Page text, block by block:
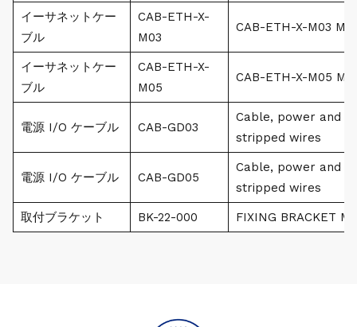
イーサネットケー
ブル
CAB-ETH-X-
M03
CAB-ETH-X-M03
イーサネットケー
ブル
CAB-ETH-X-
M05
CAB-ETH-X-M05
電源 I/O ケーブル CAB-GD03
Cable, power and I/
stripped wires
電源 I/O ケーブル CAB-GD05
Cable, power and I/
stripped wires
取付ブラケット BK-22-000 FIXING BRACKET